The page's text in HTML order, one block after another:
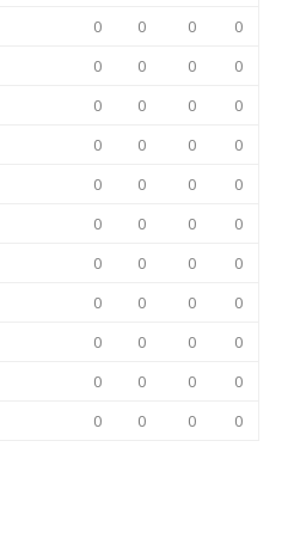
0 0 0
0
0 0 0
0
0 0 0
0
0 0 0
0
0 0 0
0
0 0 0
0
0 0 0
0
0 0 0
0
0 0 0
0
0 0 0
0
0 0 0 0